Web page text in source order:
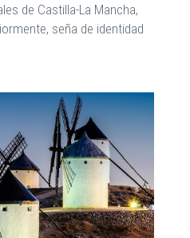
de Castilla-La Mancha,
seña de identidad